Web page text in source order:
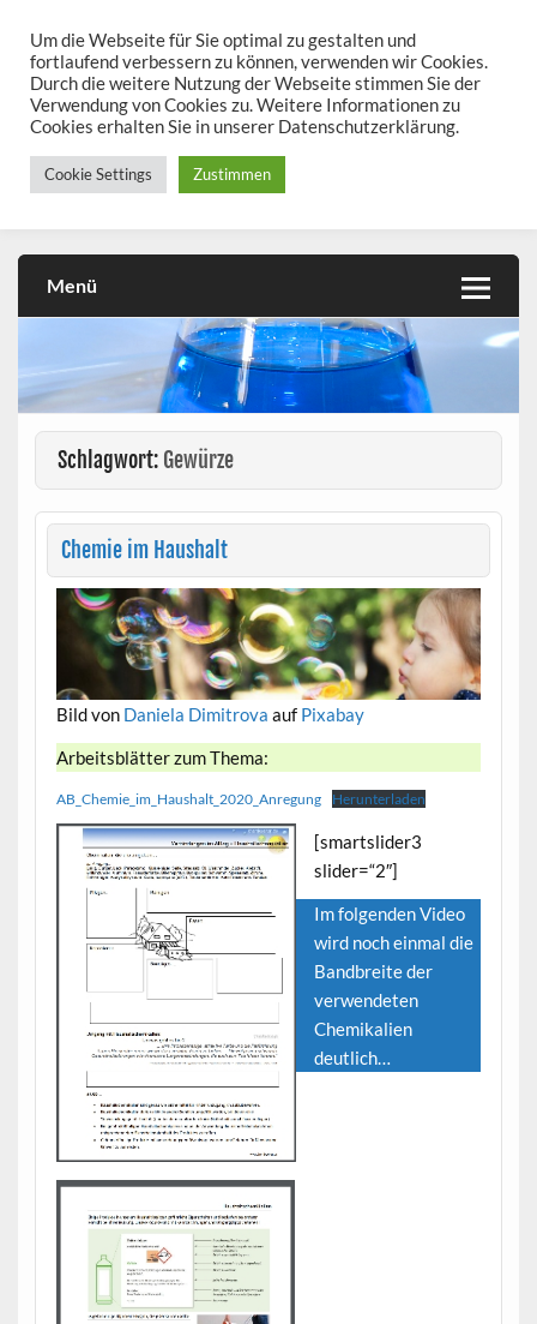
contentchemieseiten.de
Chemie kann man üben!
Menü
Schlagwort: Gewürze
Chemie im Haushalt
Bild von Daniela Dimitrova auf Pixabay
Arbeitsblätter zum Thema:
AB_Chemie_im_Haushalt_2020_Anregung Herunterladen
[smartslider3
slider=“2″]
Im folgenden Video
wird noch einmal die
Bandbreite der
verwendeten
Chemikalien
deutlich…
Um die Webseite für Sie optimal zu gestalten und
fortlaufend verbessern zu können, verwenden wir Cookies.
Durch die weitere Nutzung der Webseite stimmen Sie der
Verwendung von Cookies zu. Weitere Informationen zu
Cookies erhalten Sie in unserer Datenschutzerklärung.
Cookie Settings Zustimmen